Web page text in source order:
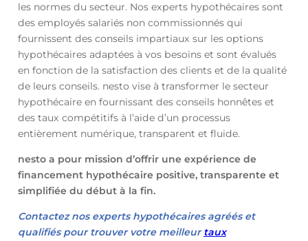
les normes du secteur. Nos experts hypothécaires sont
des employés salariés non commissionnés qui
fournissent des conseils impartiaux sur les options
hypothécaires adaptées à vos besoins et sont évalués
en fonction de la satisfaction des clients et de la qualité
de leurs conseils. nesto vise à transformer le secteur
hypothécaire en fournissant des conseils honnêtes et
des taux compétitifs à l’aide d’un processus
entièrement numérique, transparent et fluide.
nesto a pour mission d’offrir une expérience de
financement hypothécaire positive, transparente et
simplifiée du début à la fin.
Contactez nos experts hypothécaires agréés et
qualifiés pour trouver votre meilleurtaux